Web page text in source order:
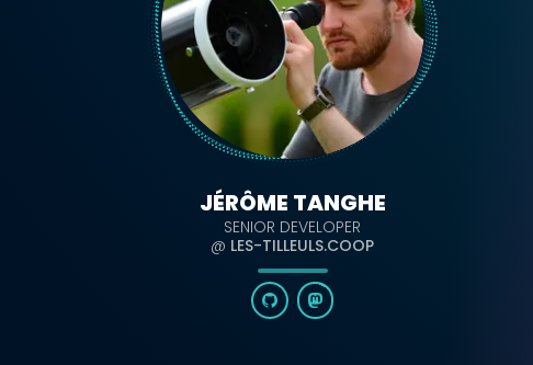
JÉRÔME TANGHE
SENIOR DEVELOPER
@ LES-TILLEULS.COOP